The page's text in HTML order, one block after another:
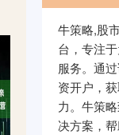
牛策略,股
台，专注
服务。通
资开户，
力。牛策
决方案，